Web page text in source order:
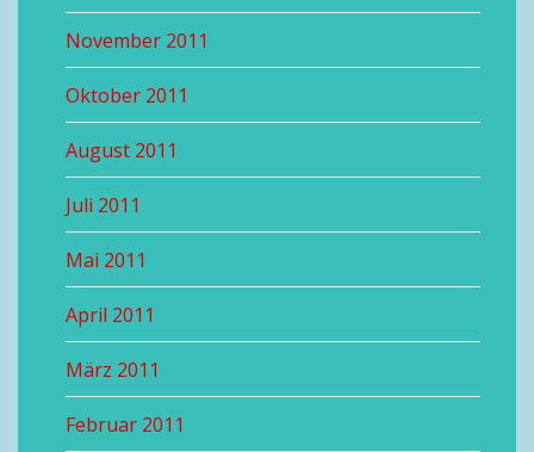
November 2011
Oktober 2011
August 2011
Juli 2011
Mai 2011
April 2011
März 2011
Februar 2011